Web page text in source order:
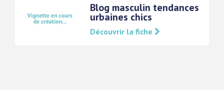
Blog masculin tendances
urbaines chics
Découvrir la fiche